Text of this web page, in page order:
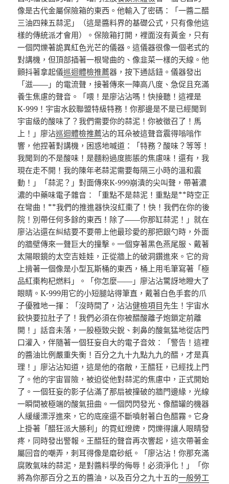
像是古代金屬保險箱的東西。他輸入了密碼：「一醬二醋
三油四辣五蒜泥」（這是醬料界的基礎公式，只有像他這
樣的傳統派才會用）。保險箱打開，裡面沒有黃金，只有
一個閃爍著詭異紅色光芒的儀器。這儀器很像一個老式的
對講機，但頂部插著一根彎曲的、像韭菜一樣的天線。他
顫抖著拿起儀巡迴體檢推薦器，按下通話鈕。儀器發出
「滋——」的電流聲，接著傳來一陣高八度、急促且充滿
養生焦慮的聲音。「喂！是廖沾沾嗎！快接聽！這裡是
K-999！宇宙水餃聯盟特級特務！你那邊是不是已經聞到
宇宙級的酸味了？我們需要你的蒜泥！你被徵召了！馬
上！」廖沾巡迴體檢推薦沾的耳朵被這聲音震得嗡嗡作
響，他捏著對講機，困惑地喊道：「特務？酸味？等等！
我聞到的不是酸味！是麵粉過度膨脹的焦慮味！還有，我
現在走不開！我的陳年老蒜泥需要每隔三小時的溫和震
動！」「蒜泥？」對面傳來K-999崩潰的尖叫聲，帶著濃
濃的中藥味電子雜音：「重點不是蒜泥！重點是**時空正
在彎曲！**我們的推進器快沒紅棗了！快！我們在你的後
院！別帶任何多餘的東西！除了——你那缸蒜泥！」就在
廖沾沾還在糾結要不要帶上他最珍愛的那把銀勺時，外面
的牆壁傳來一聲巨大的撞擊。一個穿著黑色燕尾服、戴著
太陽眼鏡的太空吉娃娃，正從牆上的破洞鑽進來。它的背
上揹著一個像是小型瓦斯桶的東西，桶上用毛筆寫著「極
品紅棗枸杞燃料」。「你怎麼——」廖沾沾驚訝地瞪大了
眼睛。K-999用它的小短腿站得筆直，戴著白色手套的爪
子優雅地一揮：「沒時間了，沾沾健檢項目先生！宇宙水
餃快要拉肚子了！我們必須在你被醋酸離子炮鎖定前離
開！」話音未落，一股極致尖銳、刺鼻的酸氣猛地從店門
口灌入，伴隨著一個狂妄自大的電子音效：「警告！這裡
的醬油比例嚴重失衡！百分之九十九點九九的醋，才是真
理！」廖沾沾知道，這是他的宿敵，王醋狂，已經找上門
了。他的宇宙冒險，被迫從他對蒜泥的焦慮中，正式開始
了。一個狂妄的影子佔滿了那扇被撞破的牆門邊緣，光線
一瞬間被極端的酸氣扭曲。一個閃閃發光、像醋罐的機器
人緩緩漂浮進來，它的底座還不斷噴射著白色醋霧。它身
上掛著「醋狂派大勝利」的霓虹燈牌，閃爍得讓人眼睛發
疼，同時發出警報。王醋狂的聲音再次響起，這次帶著金
屬回音的嘲弄，刺耳得像是磨砂紙。「廖沾沾！你那充滿
腐敗氣味的蒜泥，是對醬料學的侮辱！必須淨化！」「你
將為你那百分之五的醬油，以及百分之九十五的一般勞工